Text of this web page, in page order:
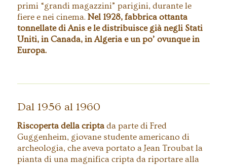
primi “grandi magazzini” parigini, durante le
fiere e nei cinema. Nel 1928, fabbrica ottanta
tonnellate di Anis e le distribuisce già negli Stati
Uniti, in Canada, in Algeria e un po’ ovunque in
Europa.
Dal 1956 al 1960
Riscoperta della criptada parte di Fred
Guggenheim, giovane studente americano di
archeologia, che aveva portato a Jean Troubat la
pianta di una magnifica cripta da riportare alla